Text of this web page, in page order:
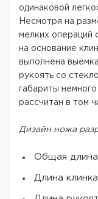
одинаковой
Несмотря на
мелких операций
на основание
выполнена
рукоять со
габариты
рассчитан в том
Дизайн ножа
Oбщая
Длина